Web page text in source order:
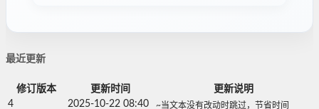
最近更新
修订版本 更新时间
更新说明
4
2025-10-22 08:40 ~当文本没有改动时跳过，节省时间